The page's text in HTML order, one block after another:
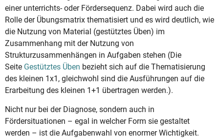
einer unterrichts- oder Fördersequenz. Dabei wird auch die
Rolle der Übungsmatrix thematisiert und es wird deutlich, wie
die Nutzung von Material (gestütztes Üben) im
Zusammenhang mit der Nutzung von
Strukturzusammenhängen in Aufgaben stehen (Die
Seite Gestütztes Üben bezieht sich auf die Thematisierung
des kleinen 1x1, gleichwohl sind die Ausführungen auf die
Erarbeitung des kleinen 1+1 übertragen werden.).
Nicht nur bei der Diagnose, sondern auch in
Fördersituationen – egal in welcher Form sie gestaltet
werden – ist die Aufgabenwahl von enormer Wichtigkeit.